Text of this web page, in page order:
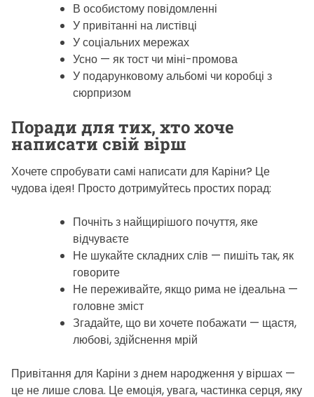
В особистому повідомленні
У привітанні на листівці
У соціальних мережах
Усно — як тост чи міні-промова
У подарунковому альбомі чи коробці з
сюрпризом
Поради для тих, хто хоче
написати свій вірш
Хочете спробувати самі написати для Каріни? Це
чудова ідея! Просто дотримуйтесь простих порад:
Почніть з найщирішого почуття, яке
відчуваєте
Не шукайте складних слів — пишіть так, як
говорите
Не переживайте, якщо рима не ідеальна —
головне зміст
Згадайте, що ви хочете побажати — щастя,
любові, здійснення мрій
Привітання для Каріни з днем народження у віршах —
це не лише слова. Це емоція, увага, частинка серця, яку